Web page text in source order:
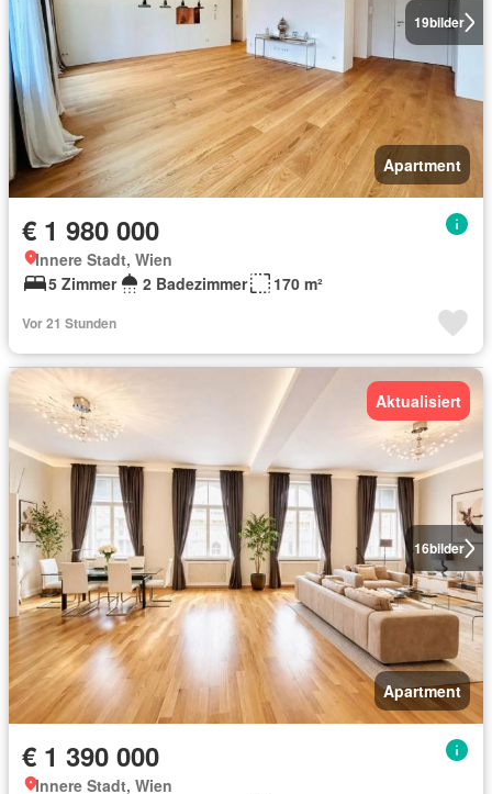
19bilder
Apartment
€ 1 980 000
Innere Stadt, Wien
5 Zimmer
2 Badezimmer 170 m²
Vor 21 Stunden
16bilder
Aktualisiert
Apartment
€ 1 390 000
Innere Stadt, Wien